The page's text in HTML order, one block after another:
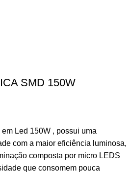
SMD 150W
Led 150W , possui uma
com a maior eficiência luminosa,
composta por micro LEDS
que consomem pouca